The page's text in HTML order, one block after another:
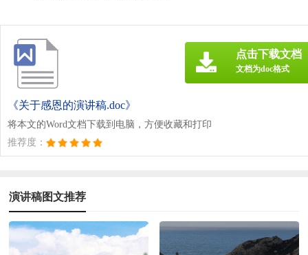
《关于感恩的演讲稿.doc》
将本文的Word文档下载到电脑，方便收藏和打印
推荐度：
点击下载文档
文档为doc格式
演讲稿图文推荐